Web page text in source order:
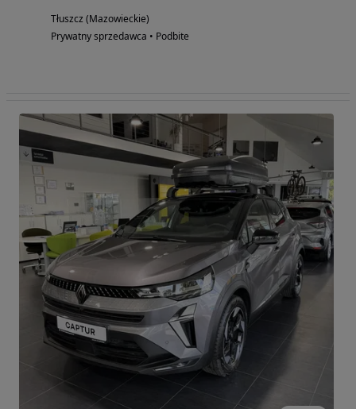
Tłuszcz (Mazowieckie)
Prywatny sprzedawca • Podbite